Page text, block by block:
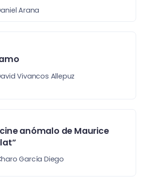
Arana
Vivancos Allepuz
cine anómalo de Maurice
García Diego